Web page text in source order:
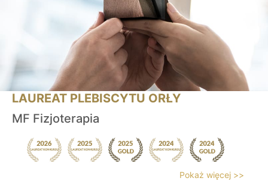
LAUREAT PLEBISCYTU ORŁY
MF Fizjoterapia
Pokaż więcej >>